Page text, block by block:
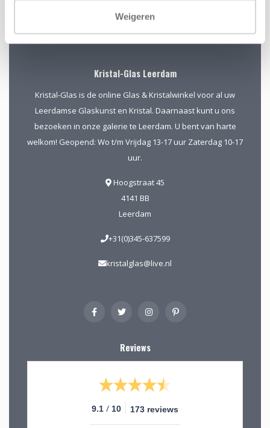
Weigeren
Kristal-Glas Leerdam
Kristal-Glas is de online Glas & Kristalwinkel voor al uw
Leerdamse Glaskunst en Kristal. Daarnaast kunt u ons
bezoeken in onze galerie te Leerdam. U bent van harte
welkom! Geopend: Wo t/m Vrijdag 13-17 uur Zaterdag 10-17
uur.
Hoogstraat 45
4141 BB
Leerdam
+31(0)345-637599
kristalglas@live.nl
Reviews
9.1 / 10 173 reviews